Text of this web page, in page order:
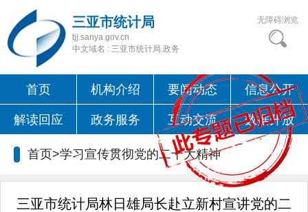
三亚市统计局
tjj.sanya.gov.cn
中文域名 : 三亚市统计局.政务
无障碍浏览
首页 机构介绍 要闻动态 信息公开
解读回应 政务服务 互动交流 数据开放
首页>学习宣传贯彻党的二十大精神
三亚市统计局林日雄局长赴立新村宣讲党的二